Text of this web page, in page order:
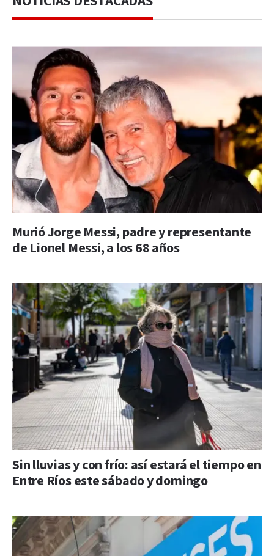
Murió Jorge Messi, padre y representante
de Lionel Messi, a los 68 años
Sin lluvias y con frío: así estará el tiempo en
Entre Ríos este sábado y domingo